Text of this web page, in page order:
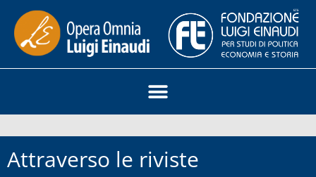
Attraverso le riviste